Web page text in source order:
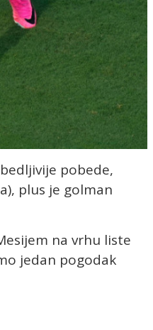
pobede,
plus je golman
na vrhu liste
jedan pogodak